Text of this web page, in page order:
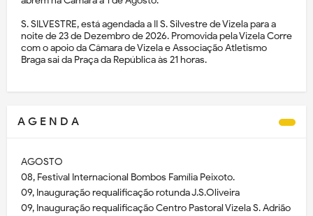
S. SILVESTRE, está agendada a II S. Silvestre de Vizela para a
noite de 23 de Dezembro de 2026. Promovida pela Vizela Corre
com o apoio da Câmara de Vizela e Associação Atletismo
Braga sai da Praça da República às 21 horas.
A G E N D A
AGOSTO
08, Festival Internacional Bombos Família Peixoto.
09, Inauguração requalificação rotunda J.S.Oliveira
09, Inauguração requalificação Centro Pastoral Vizela S. Adrião